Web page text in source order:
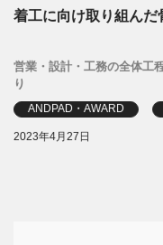
着工に向け取り組んだ
営業・設計・工務の全体工
り
ANDPAD・AWARD
2023年4月27日